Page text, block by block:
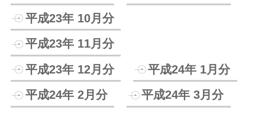
平成23年 10月分
平成23年 11月分
平成23年 12月分
平成24年 1月分
平成24年 2月分
平成24年 3月分